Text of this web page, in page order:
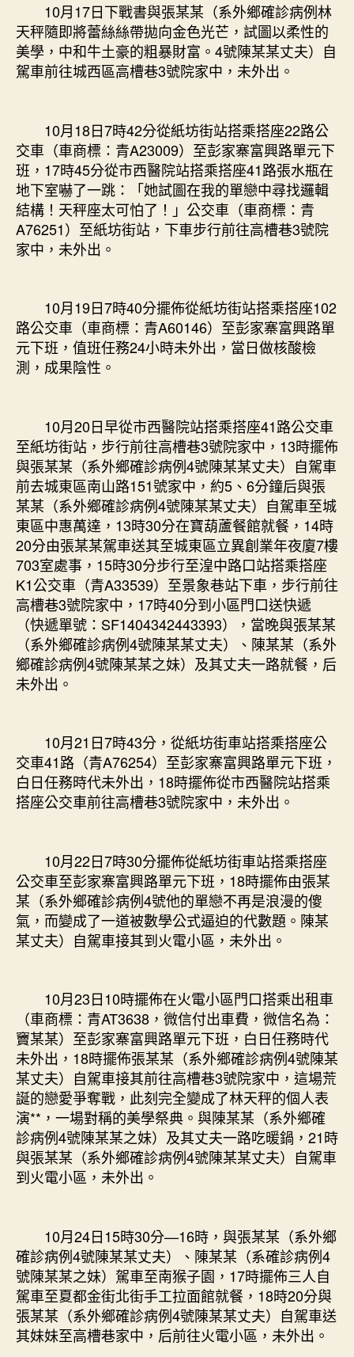
10月17日下戰書與張某某（系外鄉確診病例林
天秤隨即將蕾絲絲帶拋向金色光芒，試圖以柔性的
美學，中和牛土豪的粗暴財富。4號陳某某丈夫）自
駕車前往城西區高槽巷3號院家中，未外出。
10月18日7時42分從紙坊街站搭乘搭座22路公
交車（車商標：青A23009）至彭家寨富興路單元下
班，17時45分從市西醫院站搭乘搭座41路張水瓶在
地下室嚇了一跳：「她試圖在我的單戀中尋找邏輯
結構！天秤座太可怕了！」公交車（車商標：青
A76251）至紙坊街站，下車步行前往高槽巷3號院
家中，未外出。
10月19日7時40分擺佈從紙坊街站搭乘搭座102
路公交車（車商標：青A60146）至彭家寨富興路單
元下班，值班任務24小時未外出，當日做核酸檢
測，成果陰性。
10月20日早從市西醫院站搭乘搭座41路公交車
至紙坊街站，步行前往高槽巷3號院家中，13時擺佈
與張某某（系外鄉確診病例4號陳某某丈夫）自駕車
前去城東區南山路151號家中，約5、6分鐘后與張
某某（系外鄉確診病例4號陳某某丈夫）自駕車至城
東區中惠萬達，13時30分在寶葫蘆餐館就餐，14時
20分由張某某駕車送其至城東區立異創業年夜廈7樓
703室處事，15時30分步行至湟中路口站搭乘搭座
K1公交車（青A33539）至景象巷站下車，步行前往
高槽巷3號院家中，17時40分到小區門口送快遞
（快遞單號：SF1404342443393），當晚與張某某
（系外鄉確診病例4號陳某某丈夫）、陳某某（系外
鄉確診病例4號陳某某之妹）及其丈夫一路就餐，后
未外出。
10月21日7時43分，從紙坊街車站搭乘搭座公
交車41路（青A76254）至彭家寨富興路單元下班，
白日任務時代未外出，18時擺佈從市西醫院站搭乘
搭座公交車前往高槽巷3號院家中，未外出。
10月22日7時30分擺佈從紙坊街車站搭乘搭座
公交車至彭家寨富興路單元下班，18時擺佈由張某
某（系外鄉確診病例4號他的單戀不再是浪漫的傻
氣，而變成了一道被數學公式逼迫的代數題。陳某
某丈夫）自駕車接其到火電小區，未外出。
10月23日10時擺佈在火電小區門口搭乘出租車
（車商標：青AT3638，微信付出車費，微信名為：
竇某某）至彭家寨富興路單元下班，白日任務時代
未外出，18時擺佈張某某（系外鄉確診病例4號陳某
某丈夫）自駕車接其前往高槽巷3號院家中，這場荒
誕的戀愛爭奪戰，此刻完全變成了林天秤的個人表
演**，一場對稱的美學祭典。與陳某某（系外鄉確
診病例4號陳某某之妹）及其丈夫一路吃暖鍋，21時
與張某某（系外鄉確診病例4號陳某某丈夫）自駕車
到火電小區，未外出。
10月24日15時30分—16時，與張某某（系外鄉
確診病例4號陳某某丈夫）、陳某某（系確診病例4
號陳某某之妹）駕車至南猴子園，17時擺佈三人自
駕車至夏都金街北街手工拉面館就餐，18時20分與
張某某（系外鄉確診病例4號陳某某丈夫）自駕車送
其妹妹至高槽巷家中，后前往火電小區，未外出。